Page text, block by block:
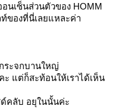
นเซ็นส่วนตัวของ HOMM
ท์ของที่นี่เลยแหละค่า
ระจกบานใหญ่
ะ แต่ก็สะท้อนให้เราได้เห็น
คลับ อยุในนั้นค่ะ